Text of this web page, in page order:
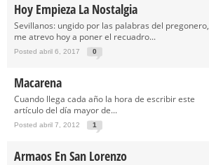
Hoy Empieza La Nostalgia
Sevillanos: ungido por las palabras del pregonero,
me atrevo hoy a poner el recuadro...
Posted abril 6, 2017 0
Macarena
Cuando llega cada año la hora de escribir este
artículo del día mayor de...
Posted abril 7, 2012 1
Armaos En San Lorenzo